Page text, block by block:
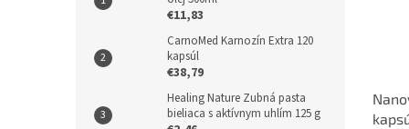
€11,83
CarnoMed Karnozín Extra 120
kapsúl
€38,79
Healing Nature Zubná pasta
bieliaca s aktívnym uhlím 125 g